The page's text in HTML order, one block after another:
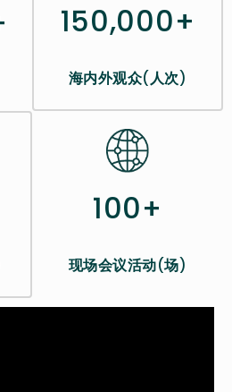
150,000+
海内外观众(人次)
100+
现场会议活动(场)